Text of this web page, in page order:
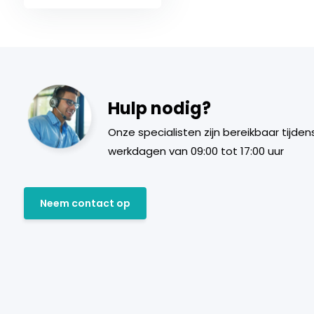
Hulp nodig?
Onze specialisten zijn bereikbaar
werkdagen van 09:00 tot 17:00 uur
Neem contact op